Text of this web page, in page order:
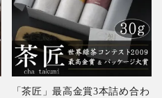
「茶匠」最高金賞3本詰め合わ